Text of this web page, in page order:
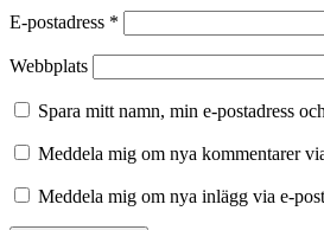
E-postadress *
Webbplats
Spara mitt namn, min e-postadress
Meddela mig om nya kommentarer
Meddela mig om nya inlägg via e-